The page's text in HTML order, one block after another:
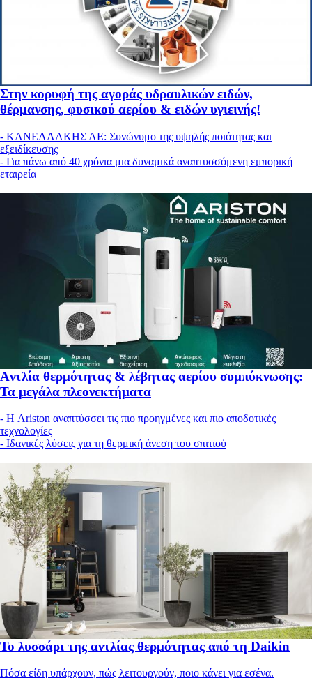
Στην κορυφή της αγοράς υδραυλικών ειδών,
θέρμανσης, φυσικού αερίου & ειδών υγιεινής!
- ΚΑΝΕΛΛΑΚΗΣ ΑΕ: Συνώνυμο της υψηλής ποιότητας και
εξειδίκευσης
- Για πάνω από 40 χρόνια μια δυναμικά αναπτυσσόμενη εμπορική
εταιρεία
Aντλία θερμότητας & λέβητας αερίου συμπύκνωσης:
Τα μεγάλα πλεονεκτήματα
- Η Ariston αναπτύσσει τις πιο προηγμένες και πιο αποδοτικές
τεχνολογίες
- Ιδανικές λύσεις για τη θερμική άνεση του σπιτιού
Το λυσσάρι της αντλίας θερμότητας από τη Daikin
Πόσα είδη υπάρχουν, πώς λειτουργούν, ποιο κάνει για εσένα.